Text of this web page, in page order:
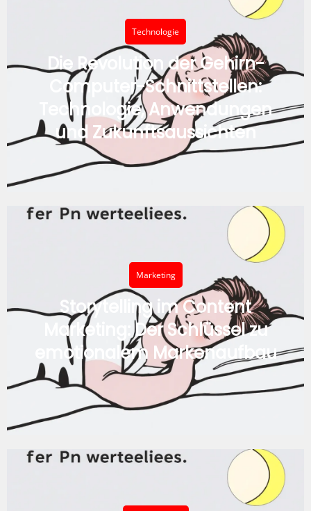
Technologie
Die Revolution der Gehirn-
Computer-Schnittstellen:
Technologie, Anwendungen
und Zukunftsaussichten
Marketing
Storytelling im Content
Marketing: Der Schlüssel zu
emotionalem Markenaufbau